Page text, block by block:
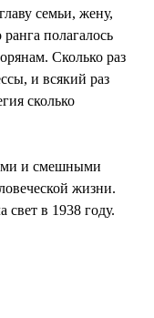
семьи, жену,
полагалось
Сколько раз
и всякий раз
сколько
и смешными
жизни.
свет в 1938 году.